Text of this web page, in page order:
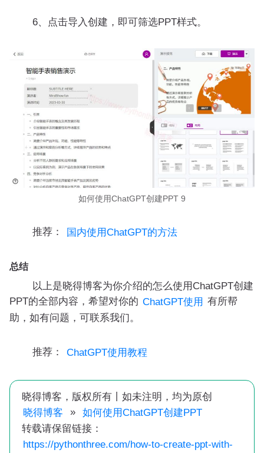
6、点击导入创建，即可筛选PPT样式。
如何使用ChatGPT创建PPT 9
推荐： 国内使用ChatGPT的方法
总结
以上是晓得博客为你介绍的怎么使用ChatGPT创建
PPT的全部内容，希望对你的 ChatGPT使用 有所帮
助，如有问题，可联系我们。
推荐： ChatGPT使用教程
晓得博客，版权所有丨如未注明，均为原创
晓得博客
»
如何使用ChatGPT创建PPT
转载请保留链接：
https://pythonthree.com/how-to-create-ppt-with-